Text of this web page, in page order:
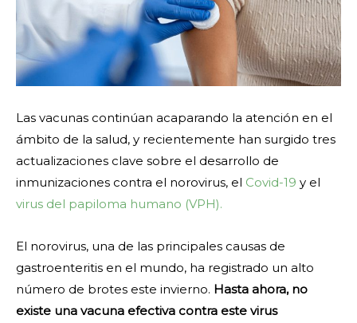
Las vacunas continúan acaparando la atención en el
ámbito de la salud, y recientemente han surgido tres
actualizaciones clave sobre el desarrollo de
inmunizaciones contra el norovirus, el Covid-19 y el
virus del papiloma humano (VPH).
El norovirus, una de las principales causas de
gastroenteritis en el mundo, ha registrado un alto
número de brotes este invierno. Hasta ahora, no
existe una vacuna efectiva contra este virus